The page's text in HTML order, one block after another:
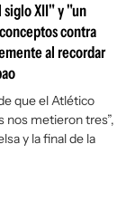
XII" y "un
contra
al recordar
que el Atlético
nos metieron tres”,
y la final de la